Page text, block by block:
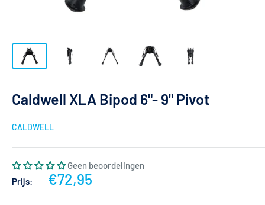
Caldwell XLA Bipod 6"- 9" Pivot
CALDWELL
Geen beoordelingen
Prijs:
Actieprijs
€72,95